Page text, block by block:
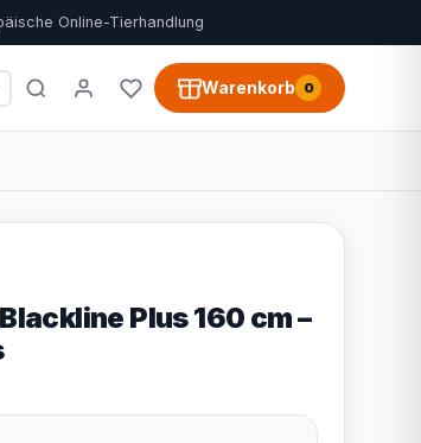
Online-Tierhandlung
Warenkorb 0
Plus 160 cm –